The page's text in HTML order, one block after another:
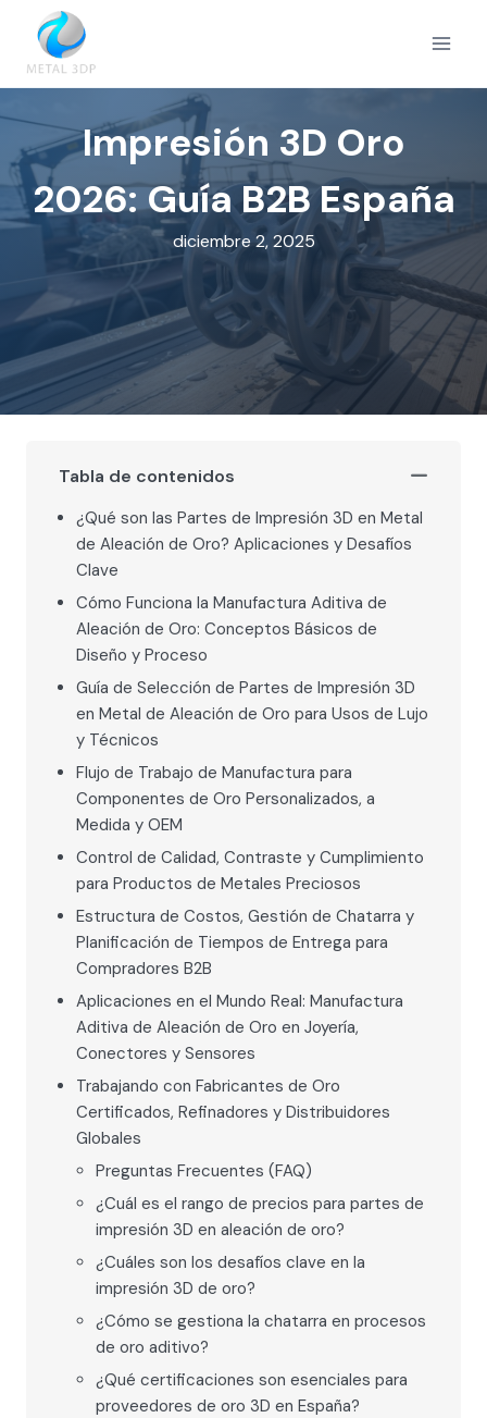
contenido
Impresión 3D Oro
2026: Guía B2B España
diciembre 2, 2025
Tabla de contenidos
¿Qué son las Partes de Impresión 3D en Metal
de Aleación de Oro? Aplicaciones y Desafíos
Clave
Cómo Funciona la Manufactura Aditiva de
Aleación de Oro: Conceptos Básicos de
Diseño y Proceso
Guía de Selección de Partes de Impresión 3D
en Metal de Aleación de Oro para Usos de Lujo
y Técnicos
Flujo de Trabajo de Manufactura para
Componentes de Oro Personalizados, a
Medida y OEM
Control de Calidad, Contraste y Cumplimiento
para Productos de Metales Preciosos
Estructura de Costos, Gestión de Chatarra y
Planificación de Tiempos de Entrega para
Compradores B2B
Aplicaciones en el Mundo Real: Manufactura
Aditiva de Aleación de Oro en Joyería,
Conectores y Sensores
Trabajando con Fabricantes de Oro
Certificados, Refinadores y Distribuidores
Globales
Preguntas Frecuentes (FAQ)
¿Cuál es el rango de precios para partes de
impresión 3D en aleación de oro?
¿Cuáles son los desafíos clave en la
impresión 3D de oro?
¿Cómo se gestiona la chatarra en procesos
de oro aditivo?
¿Qué certificaciones son esenciales para
proveedores de oro 3D en España?